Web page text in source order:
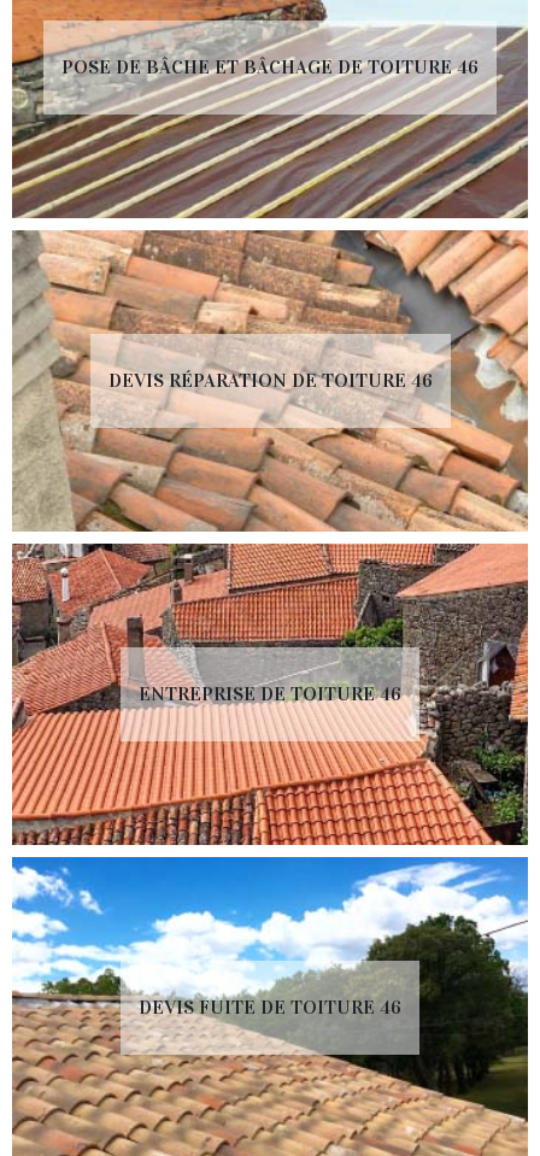
POSE DE BÂCHE ET BÂCHAGE DE TOITURE 46
DEVIS RÉPARATION DE TOITURE 46
ENTREPRISE DE TOITURE 46
DEVIS FUITE DE TOITURE 46